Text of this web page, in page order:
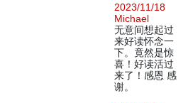
2023/11/18
Michael
无意间想起过
来好读怀念一
下。竟然是惊
喜！好读活过
来了！感恩 感
谢。